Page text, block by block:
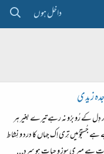
داخل ہوں
زیدی
دِل کے رُو برُو نہ رہے تیرے بغیر ہر
جُستجوُ میں تِری اِک جہاں کا درد و نِشاط